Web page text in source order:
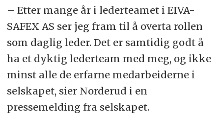
– Etter mange år i lederteamet i EIVA-
SAFEX AS ser jeg fram til å overta rollen
som daglig leder. Det er samtidig godt å
ha et dyktig lederteam med meg, og ikke
minst alle de erfarne medarbeiderne i
selskapet, sier Norderud i en
pressemelding fra selskapet.